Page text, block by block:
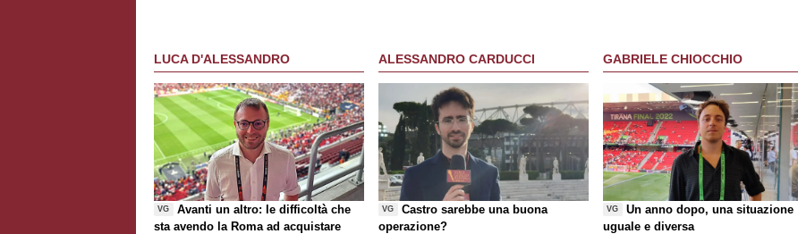
LUCA D'ALESSANDRO
VG
Avanti un altro: le difficoltà che
sta avendo la Roma ad acquistare
ALESSANDRO CARDUCCI
VG
Castro sarebbe una buona
operazione?
GABRIELE CHIOCCHIO
VG
Un anno dopo, una situazione
uguale e diversa